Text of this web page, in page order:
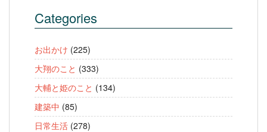
Categories
お出かけ (225)
大翔のこと (333)
大輔と姫のこと (134)
建築中 (85)
日常生活 (278)